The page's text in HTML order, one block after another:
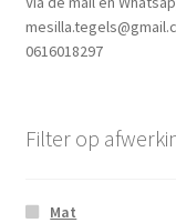
0616018297
Filter op
Mat